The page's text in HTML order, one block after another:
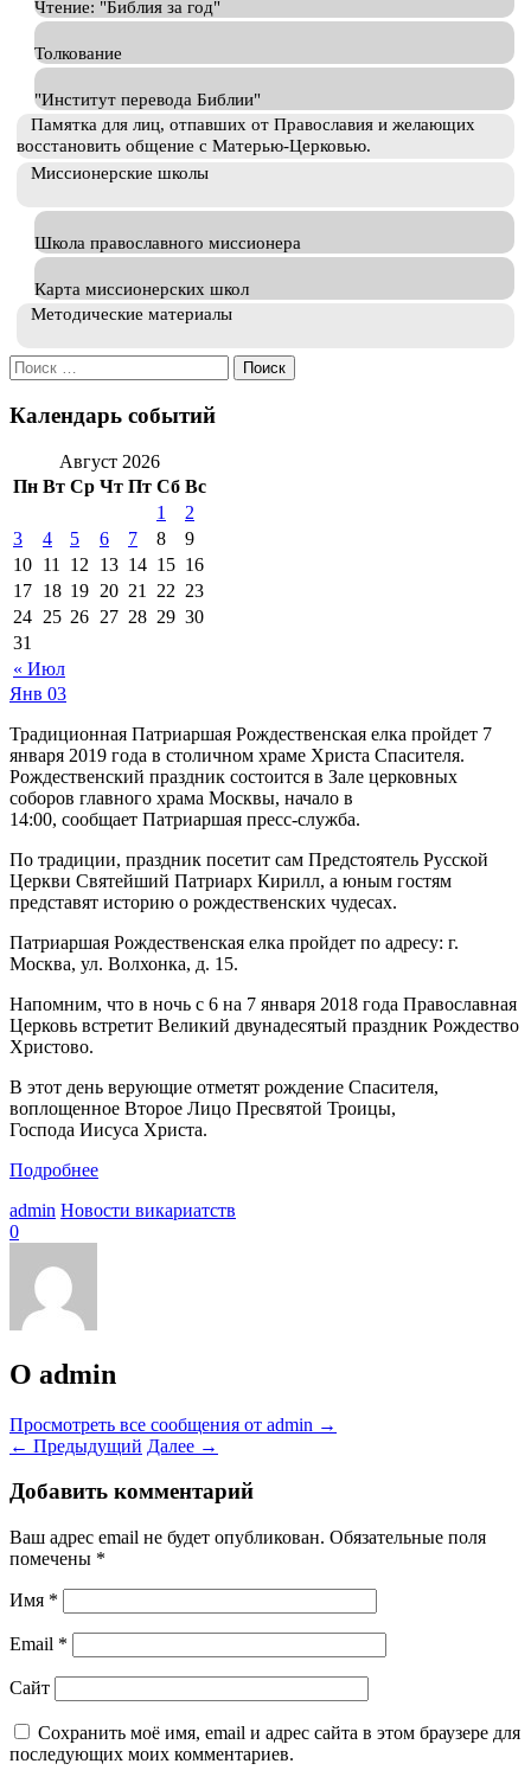
Чтение: "Библия за год"
Толкование
"Институт перевода Библии"
Памятка для лиц, отпавших от Православия и желающих
восстановить общение с Матерью-Церковью.
Миссионерские школы
Школа православного миссионера
Карта миссионерских школ
Методические материалы
Искать:
Календарь событий
Август 2026
Пн Вт Ср Чт Пт Сб Вс
« Июл
1
2
3
4 5 6 7 8
9
10 11 12 13 14 15 16
17 18 19 20 21 22 23
24 25 26 27 28 29 30
31
Янв 03
Традиционная Патриаршая Рождественская елка пройдет 7
января 2019 года в столичном храме Христа Спасителя.
Рождественский праздник состоится в Зале церковных
соборов главного храма Москвы, начало в
14:00, сообщает Патриаршая пресс-служба.
По традиции, праздник посетит сам Предстоятель Русской
Церкви Святейший Патриарх Кирилл, а юным гостям
представят историю о рождественских чудесах.
Патриаршая Рождественская елка пройдет по адресу: г.
Москва, ул. Волхонка, д. 15.
Напомним, что в ночь с 6 на 7 января 2018 года Православная
Церковь встретит Великий двунадесятый праздник Рождество
Христово.
В этот день верующие отметят рождение Спасителя,
воплощенное Второе Лицо Пресвятой Троицы,
Господа Иисуса Христа.
Подробнее
admin Новости викариатств
0
О admin
Просмотреть все сообщения от admin →
← Предыдущий Далее →
Добавить комментарий
Ваш адрес email не будет опубликован. Обязательные поля
помечены *
Имя *
Email *
Сайт
Сохранить моё имя, email и адрес сайта в этом браузере для
последующих моих комментариев.